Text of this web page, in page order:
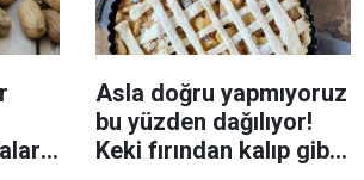
Asla doğru yapmıyoruz
bu yüzden dağılıyor!
Keki fırından kalıp gibi